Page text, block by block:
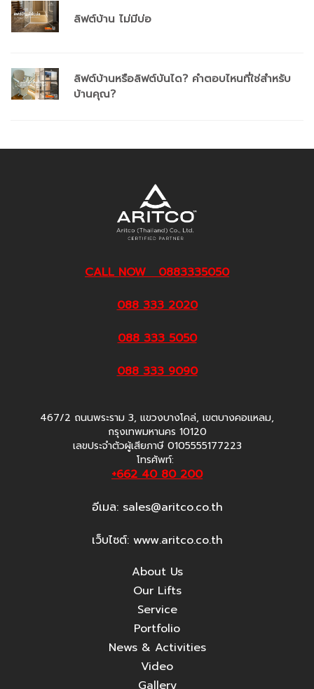
ลิฟต์บ้าน ไม่มีบ่อ
ลิฟต์บ้านหรือลิฟต์บันได? คำตอบไหนที่ใช่สำหรับ
บ้านคุณ?
CALL NOW 0883335050
088 333 2020
088 333 5050
088 333 9090
467/2 ถนนพระราม 3, แขวงบางโคล่, เขตบางคอแหลม,
กรุงเทพมหานคร 10120
เลขประจำตัวผู้เสียภาษี 0105555177223
โทรศัพท์:
+662 40 80 200
อีเมล: sales@aritco.co.th
เว็บไซต์: www.aritco.co.th
About Us
Our Lifts
Service
Portfolio
News & Activities
Video